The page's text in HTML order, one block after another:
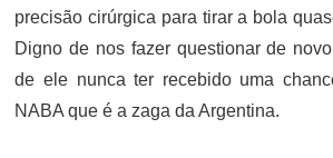
precisão cirúrgica para tirar a bola
Digno de nos fazer questionar de
de ele nunca ter recebido uma
NABA que é a zaga da Argentina.